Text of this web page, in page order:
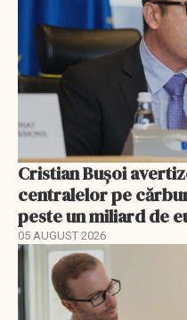
Cristian Bușoi
centralelor pe
peste un miliard de
05 AUGUST 2026